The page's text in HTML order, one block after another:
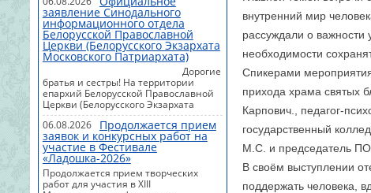
заявление Синодального
информационного отдела
Белорусской Православной
Церкви (Белорусского Экзархата
Московского Патриархата)
Дорогие
братья и сестры! На территории
епархий Белорусской Православной
Церкви (Белорусского Экзархата
Московского Патриархата) в
последнее время отмечается
активизация псевдорелигиозных
организаций, структур и общностей,
деятельность которых направлена на
искажение православного
вероучения, внесение смуты и
06.08.2026 Продолжается прием
заявок и конкурсных работ на
участие в Фестивале
«Ладошка-2026»
Продолжается прием творческих
работ для участия в XIII
внутренний мир
рассуждали о важности
необходимости
Спикерами
прихода храма святых
Карпович., педагог-
государственный
М.С. и председатель
В своём выступлении
поддержать человека,